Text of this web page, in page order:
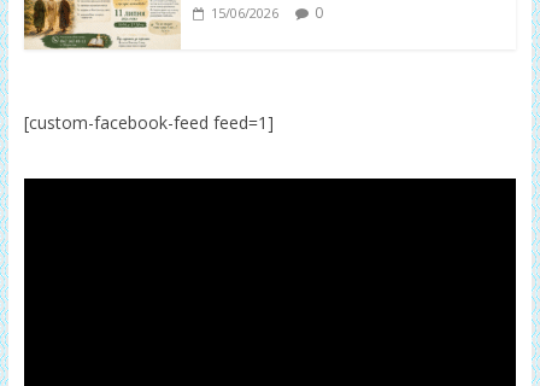
15/06/2026 0
[custom-facebook-feed feed=1]